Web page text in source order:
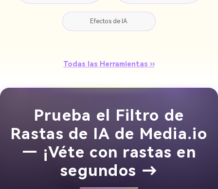
Efectos de IA
Todas las Herramientas ››
Prueba el Filtro de
Rastas de IA de Media.io
— ¡Véte con rastas en
segundos →